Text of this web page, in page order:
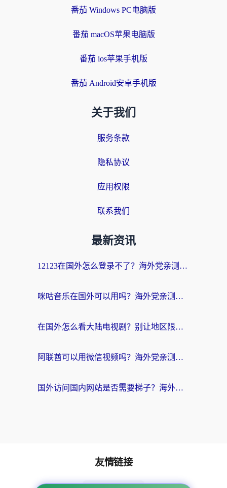
番茄 Windows PC电脑版
番茄 macOS苹果电脑版
番茄 ios苹果手机版
番茄 Android安卓手机版
关于我们
服务条款
隐私协议
应用权限
联系我们
最新资讯
12123在国外怎么登录不了？海外党亲测有效的回国加速方案
咪咕音乐在国外可以用吗？海外党亲测有效的回国听音乐听书指南
在国外怎么看大陆电视剧？别让地区限制断了你的追剧节奏
阿联酋可以用微信视频吗？海外党亲测有效的回国加速解决方案
国外访问国内网站是否需要梯子？海外党亲测实用指南，轻松解决12123登录难题
友情链接